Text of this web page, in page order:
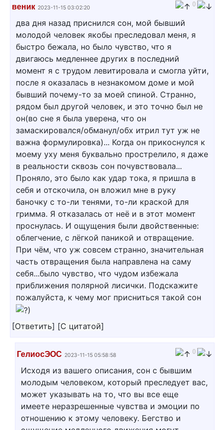
веник 2023-11-15 03:02:20 0
два дня назад приснился сон, мой бывший
молодой человек якобы преследовал меня, я
быстро бежала, но было чувство, что я
двигаюсь медленнее других в последний
момент я с трудом левитировала и смогла уйти,
после я оказалась в незнакомом доме и мой
бывший почему-то за моей спиной. Странно,
рядом был другой человек, и это точно был не
он(во сне я была уверена, что он
замаскировался/обманул/обх итрил тут уж не
важна формулировка)... Когда он прикоснулся к
моему уху меня буквально прострелило, я даже
в реальности сквозь сон почувствовала...
Проняло, это было как удар тока, я пришла в
себя и отскочила, он вложил мне в руку
баночку с то-ли тенями, то-ли краской для
гримма. Я отказалась от неё и в этот момент
проснулась. И ощущения были двойственные:
облегчение, с лёгкой паникой и отвращение.
При чём, что уж совсем странно, значительная
часть отвращения была направлена на саму
себя...было чувство, что чудом избежала
приближения полярной лисички. Подскажите
пожалуйста, к чему мог присниться такой сон
[Ответить] [С цитатой]
ГелиосЭОС 2023-11-15 05:58:58 0
Исходя из вашего описания, сон с бывшим
молодым человеком, который преследует вас,
может указывать на то, что вы все еще
имеете неразрешенные чувства и эмоции по
отношению к этому человеку. Бегство и